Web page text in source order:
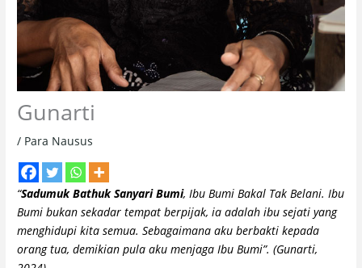
Gunarti
/ Para Nausus
“Sadumuk Bathuk Sanyari Bumi, Ibu Bumi Bakal Tak Belani. Ibu
Bumi bukan sekadar tempat berpijak, ia adalah ibu sejati yang
menghidupi kita semua. Sebagaimana aku berbakti kepada
orang tua, demikian pula aku menjaga Ibu Bumi”. (Gunarti,